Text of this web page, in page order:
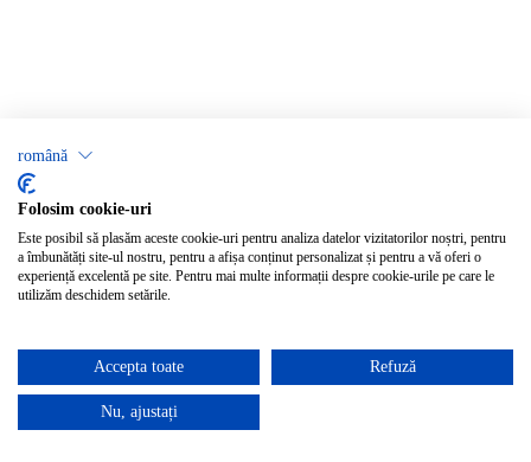
română
Folosim cookie-uri
Este posibil să plasăm aceste cookie-uri pentru analiza datelor vizitatorilor noștri, pentru
a îmbunătăți site-ul nostru, pentru a afișa conținut personalizat și pentru a vă oferi o
experiență excelentă pe site. Pentru mai multe informații despre cookie-urile pe care le
utilizăm deschidem setările.
Accepta toate Refuză
Nu, ajustați